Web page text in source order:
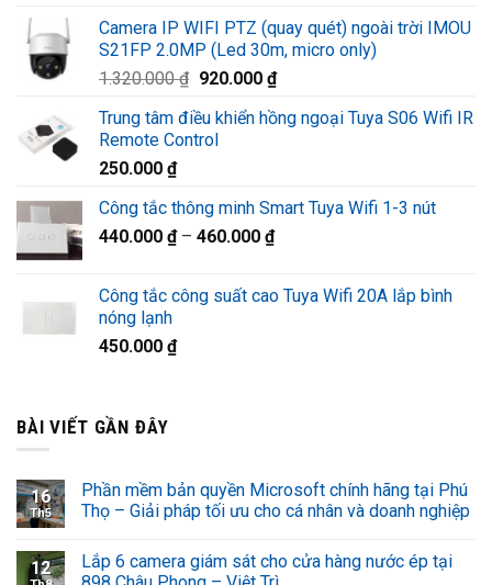
là:
1.580.000 ₫.
tại
là:
Camera IP WIFI PTZ (quay quét) ngoài trời IMOU
S21FP 2.0MP (Led 30m, micro only)
1.320.000₫ Giá
là:
1.320.000 ₫.
920.000 ₫Giá
tại
Trung tâm điều khiển hồng ngoại Tuya S06 Wifi IR
Remote Control
250.000 ₫
Công tắc thông minh Smart Tuya Wifi 1-3 nút
440.000 ₫– 460.000 ₫
Công tắc công suất cao Tuya Wifi 20A lắp bình
nóng lạnh
450.000 ₫
BÀI VIẾT GẦN ĐÂY
16
Th5
Phần mềm bản quyền Microsoft chính hãng tại Phú
Thọ – Giải pháp tối ưu cho cá nhân và doanh nghiệp
12
Lắp 6 camera giám sát cho cửa hàng nước ép tại